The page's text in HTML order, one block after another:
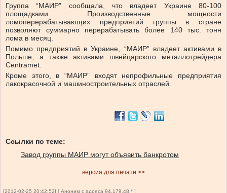
Группа “МАИР” сообщала, что владеет Украине 80-100
площадками. Производственные мощности
ломоперерабатывающих предприятий группы в стране
позволяют суммарно перерабатывать более 140 тыс. тонн
лома в месяц.
Помимо предприятий в Украине, “МАИР” владеет активами в
Польше, а также активами швейцарского металлотрейдера
Centramet.
Кроме этого, в “МАИР” входят непрофильные предприятия
лакокрасочной и машиностроительных отраслей.
Ссылки по теме:
Завод группы МАИР могут объявить банкротом
версия для печати >>
[2012-02-25 20:42:52] [ Аноним с адреса 94.179.48.* ]